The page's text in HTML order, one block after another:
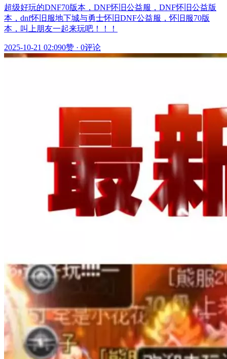
超级好玩的DNF70版本，DNF怀旧公益服，DNF怀旧公益版
本，dnf怀旧服地下城与勇士怀旧DNF公益服，怀旧服70版
本，叫上朋友一起来玩吧！！！
2025-10-21 02:090赞 · 0评论